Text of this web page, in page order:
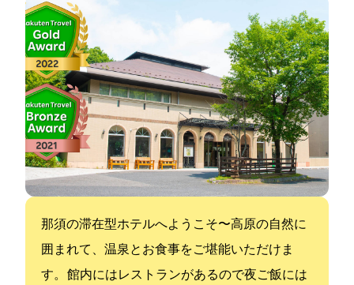
那須の滞在型ホテルへようこそ〜高原の自然に
囲まれて、温泉とお食事をご堪能いただけま
す。 館内にはレストランがあるので夜ご飯には